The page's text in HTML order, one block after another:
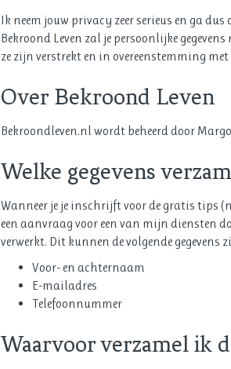
Ik neem jouw privacy zeer serieus en ga
Bekroond Leven zal je persoonlijke
ze zijn verstrekt en in overeenstemming
Over Bekroond Leven
Bekroondleven.nl wordt beheerd door
Welke gegevens
Wanneer je je inschrijft voor de gratis tips
een aanvraag voor een van mijn diensten
verwerkt. Dit kunnen de volgende gegevens
Voor- en achternaam
E-mailadres
Telefoonnummer
Waarvoor verzamel ik